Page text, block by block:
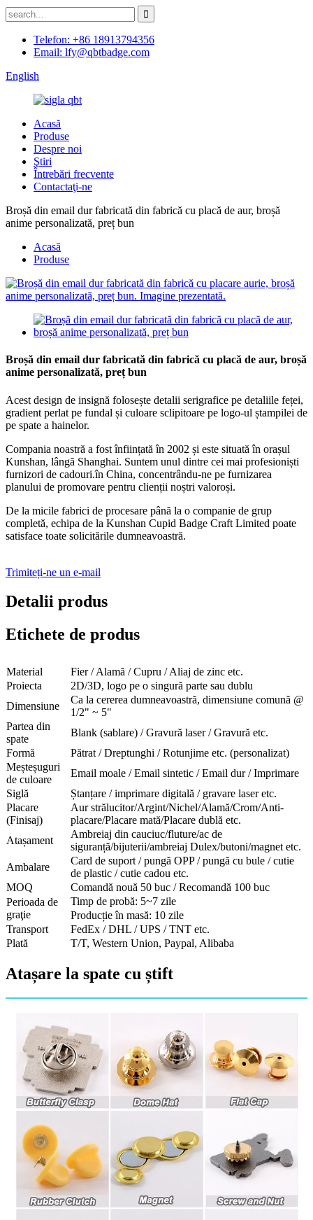
Telefon: +86 18913794356
Email: lfy@qbtbadge.com
English
Acasă
Produse
Despre noi
Ştiri
Întrebări frecvente
Contactaţi-ne
Broșă din email dur fabricată din fabrică cu placă de aur, broșă
anime personalizată, preț bun
Acasă
Produse
Broșă din email dur fabricată din fabrică cu placă de aur, broșă
anime personalizată, preț bun
Acest design de insignă folosește detalii serigrafice pe detaliile feței,
gradient perlat pe fundal și culoare sclipitoare pe logo-ul ștampilei de
pe spate a hainelor.
Compania noastră a fost înființată în 2002 și este situată în orașul
Kunshan, lângă Shanghai. Suntem unul dintre cei mai profesioniști
furnizori de cadouri.în China, concentrându-ne pe furnizarea
planului de promovare pentru clienții noștri valoroși.
De la micile fabrici de procesare până la o companie de grup
completă, echipa de la Kunshan Cupid Badge Craft Limited poate
satisface toate solicitările dumneavoastră.
Trimiteți-ne un e-mail
Detalii produs
Etichete de produs
Material
Fier / Alamă / Cupru / Aliaj de zinc etc.
Proiecta
2D/3D, logo pe o singură parte sau dublu
Dimensiune
Ca la cererea dumneavoastră, dimensiune comună @
1/2" ~ 5"
Partea din
spate
Blank (sablare) / Gravură laser / Gravură etc.
Formă
Pătrat / Dreptunghi / Rotunjime etc. (personalizat)
Meșteșuguri
de culoare
Email moale / Email sintetic / Email dur / Imprimare
Siglă
Ștanțare / imprimare digitală / gravare laser etc.
Placare
(Finisaj)
Aur strălucitor/Argint/Nichel/Alamă/Crom/Anti-
placare/Placare mată/Placare dublă etc.
Atașament
Ambreiaj din cauciuc/fluture/ac de
siguranță/bijuterii/ambreiaj Dulex/butoni/magnet etc.
Ambalare
Card de suport / pungă OPP / pungă cu bule / cutie
de plastic / cutie cadou etc.
MOQ
Comandă nouă 50 buc / Recomandă 100 buc
Perioada de
graţie
Timp de probă: 5~7 zile
Producție în masă: 10 zile
Transport
FedEx / DHL / UPS / TNT etc.
Plată
T/T, Western Union, Paypal, Alibaba
Atașare la spate cu știft